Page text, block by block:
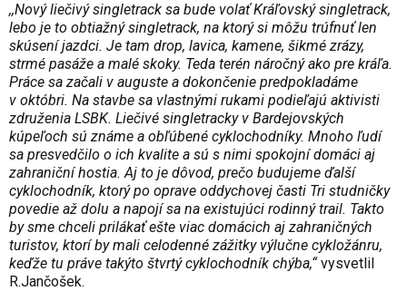
,,Nový liečivý singletrack sa bude volať Kráľovský singletrack,
lebo je to obtiažný singletrack, na ktorý si môžu trúfnuť len
skúsení jazdci. Je tam drop, lavica, kamene, šikmé zrázy,
strmé pasáže a malé skoky. Teda terén náročný ako pre kráľa.
Práce sa začali v auguste a dokončenie predpokladáme
v októbri. Na stavbe sa vlastnými rukami podieľajú aktivisti
združenia LSBK. Liečivé singletracky v Bardejovských
kúpeľoch sú známe a obľúbené cyklochodníky. Mnoho ľudí
sa presvedčilo o ich kvalite a sú s nimi spokojní domáci aj
zahraniční hostia. Aj to je dôvod, prečo budujeme ďalší
cyklochodník, ktorý po oprave oddychovej časti Tri studničky
povedie až dolu a napojí sa na existujúci rodinný trail. Takto
by sme chceli prilákať ešte viac domácich aj zahraničných
turistov, ktorí by mali celodenné zážitky výlučne cykložánru,
keďže tu práve takýto štvrtý cyklochodník chýba,“vysvetlil
R.Jančošek.